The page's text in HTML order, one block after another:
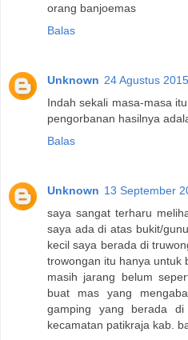
orang banjoemas
Balas
Unknown 24 Agustus
Indah sekali masa-masa
pengorbanan hasilnya
Balas
Unknown 13 September
saya sangat terharu
saya ada di atas bukit/
kecil saya berada di
trowongan itu hanya untuk
masih jarang belum
buat mas yang
gamping yang berada
kecamatan patikraja kab.